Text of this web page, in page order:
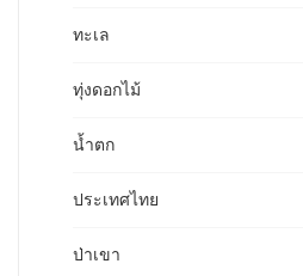
ทะเล
ทุ่งดอกไม้
น้ำตก
ประเทศไทย
ป่าเขา